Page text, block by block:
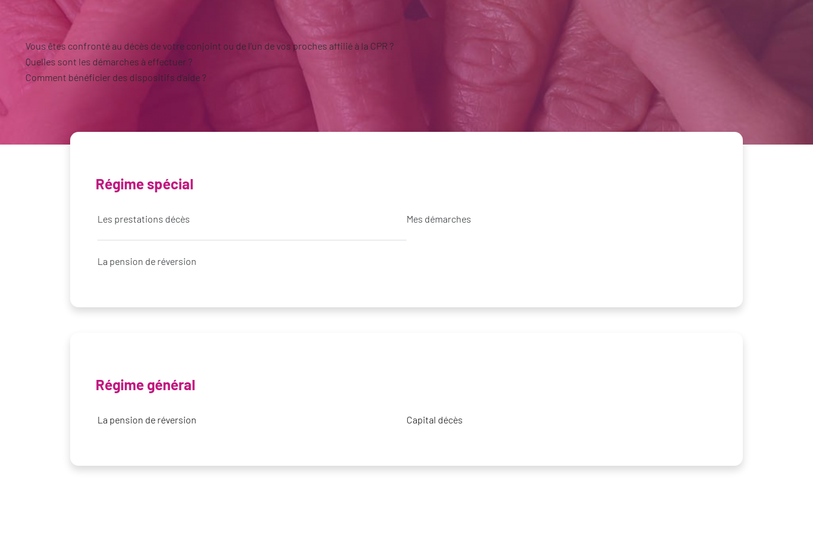
Vous êtes confronté au décès de votre conjoint ou de l’un de vos proches affilié à la CPR ?
Quelles sont les démarches à effectuer ?
Comment bénéficier des dispositifs d’aide ?
Régime spécial
Les prestations décès
La pension de réversion
Mes démarches
Régime général
La pension de réversion Capital décès